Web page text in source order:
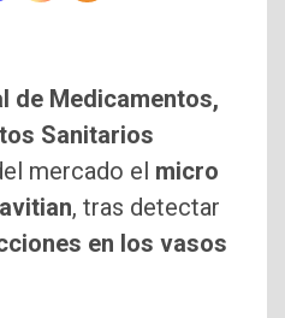
de Medicamentos,
Sanitarios
mercado el micro
, tras detectar
en los vasos